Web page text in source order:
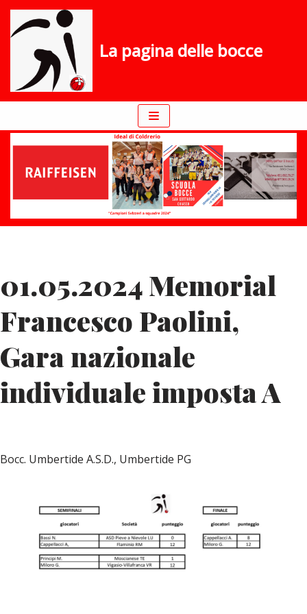
Vai
contenuto
La pagina delle bocce
01.05.2024 Memorial
Francesco Paolini,
Gara nazionale
individuale imposta A
Bocc. Umbertide A.S.D., Umbertide PG